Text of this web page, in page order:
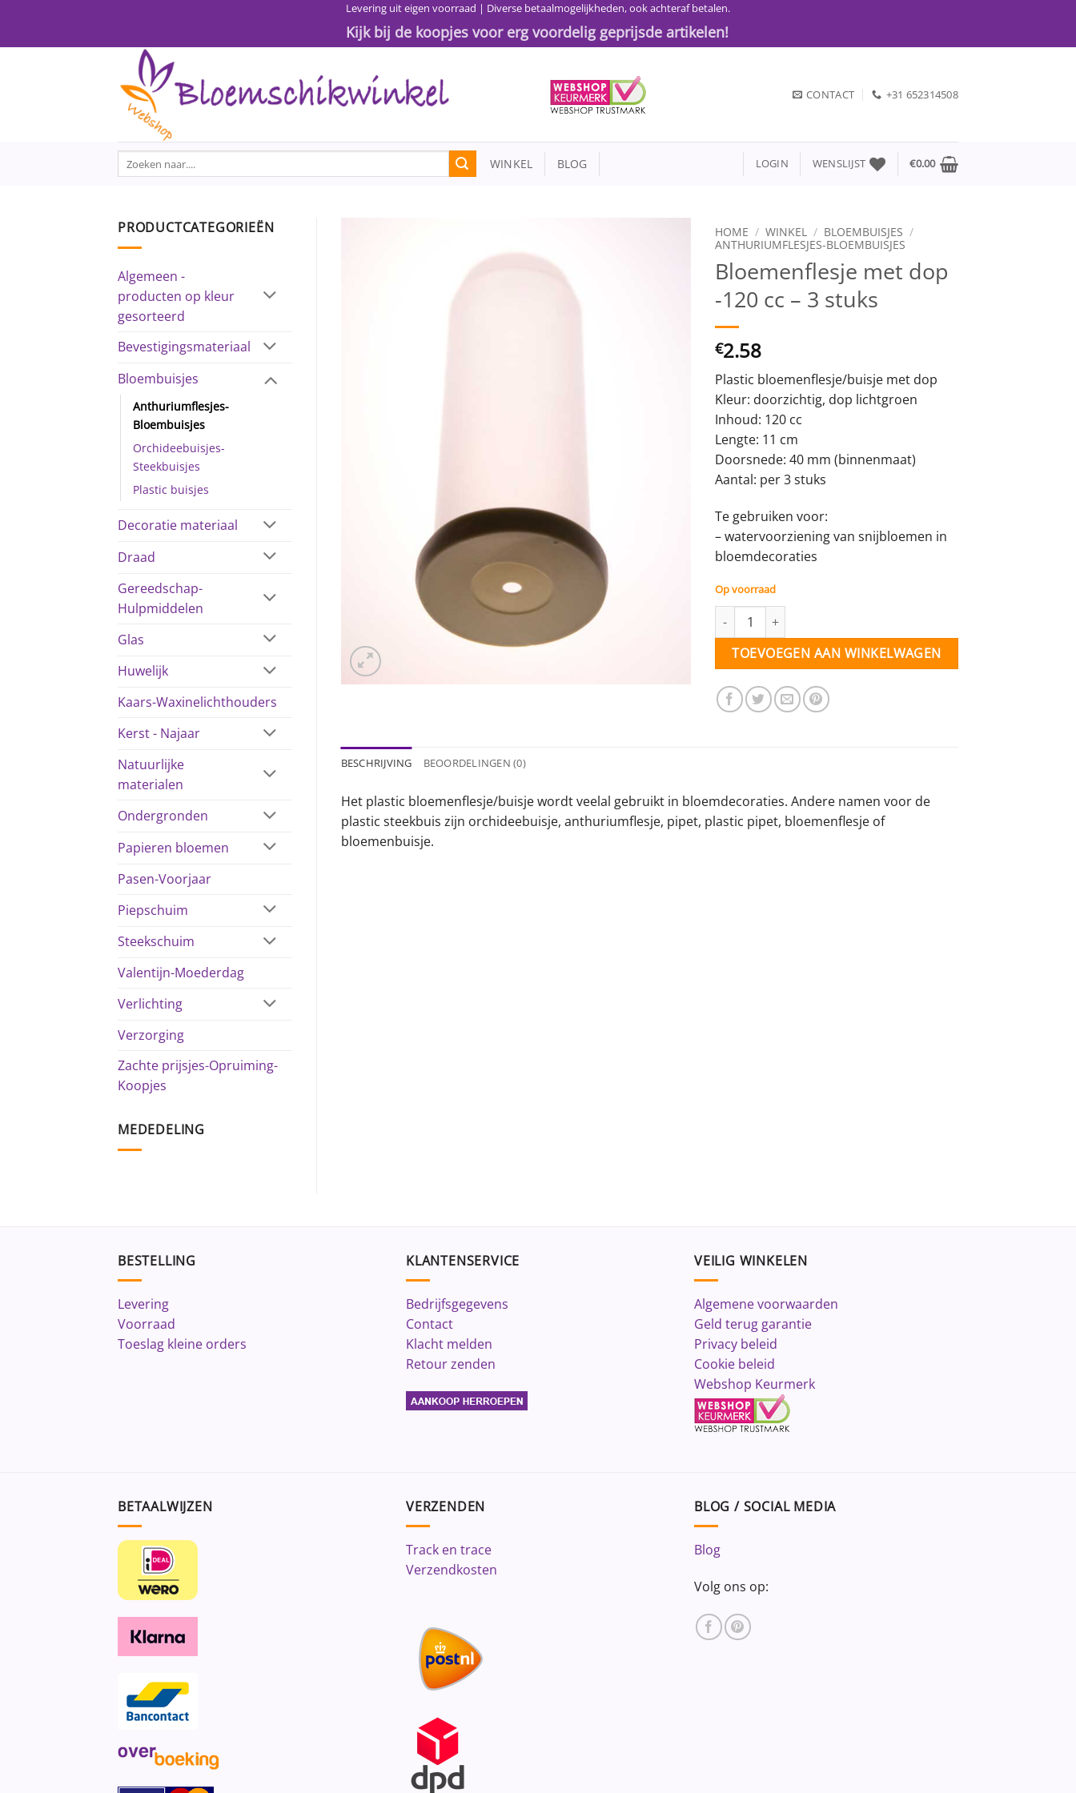
inhoud
Levering uit eigen voorraad | Diverse betaalmogelijkheden, ook achteraf betalen.
Kijk bij de koopjes voor erg voordelig geprijsde artikelen!
CONTACT +31 652314508
Zoeken
naar:
WINKEL BLOG LOGIN WENSLIJST €0.00
PRODUCTCATEGORIEËN
Algemeen -
producten op kleur
gesorteerd
Bevestigingsmateriaal
Bloembuisjes
Anthuriumflesjes-
Bloembuisjes
Orchideebuisjes-
Steekbuisjes
Plastic buisjes
Decoratie materiaal
Draad
Gereedschap-
Hulpmiddelen
Glas
Huwelijk
Kaars-Waxinelichthouders
Kerst - Najaar
Natuurlijke
materialen
Ondergronden
Papieren bloemen
Pasen-Voorjaar
Piepschuim
Steekschuim
Valentijn-Moederdag
Verlichting
Verzorging
Zachte prijsjes-Opruiming-
Koopjes
MEDEDELING
HOME / WINKEL / BLOEMBUISJES /
ANTHURIUMFLESJES-BLOEMBUISJES
Bloemenflesje met dop
-120 cc – 3 stuks
€2.58
Plastic bloemenflesje/buisje met dop
Kleur: doorzichtig, dop lichtgroen
Inhoud: 120 cc
Lengte: 11 cm
Doorsnede: 40 mm (binnenmaat)
Aantal: per 3 stuks
Te gebruiken voor:
– watervoorziening van snijbloemen in
bloemdecoraties
Op voorraad
Bloemenflesje met dop -120 cc - 3 stuks aantal
TOEVOEGEN AAN WINKELWAGEN
BESCHRIJVING BEOORDELINGEN (0)
Het plastic bloemenflesje/buisje wordt veelal gebruikt in bloemdecoraties. Andere namen voor de
plastic steekbuis zijn orchideebuisje, anthuriumflesje, pipet, plastic pipet, bloemenflesje of
bloemenbuisje.
BESTELLING
Levering
Voorraad
Toeslag kleine orders
KLANTENSERVICE
Bedrijfsgegevens
Contact
Klacht melden
Retour zenden
VEILIG WINKELEN
Algemene voorwaarden
Geld terug garantie
Privacy beleid
Cookie beleid
Webshop Keurmerk
BETAALWIJZEN VERZENDEN
Track en trace
Verzendkosten
BLOG / SOCIAL MEDIA
Blog
Volg ons op: